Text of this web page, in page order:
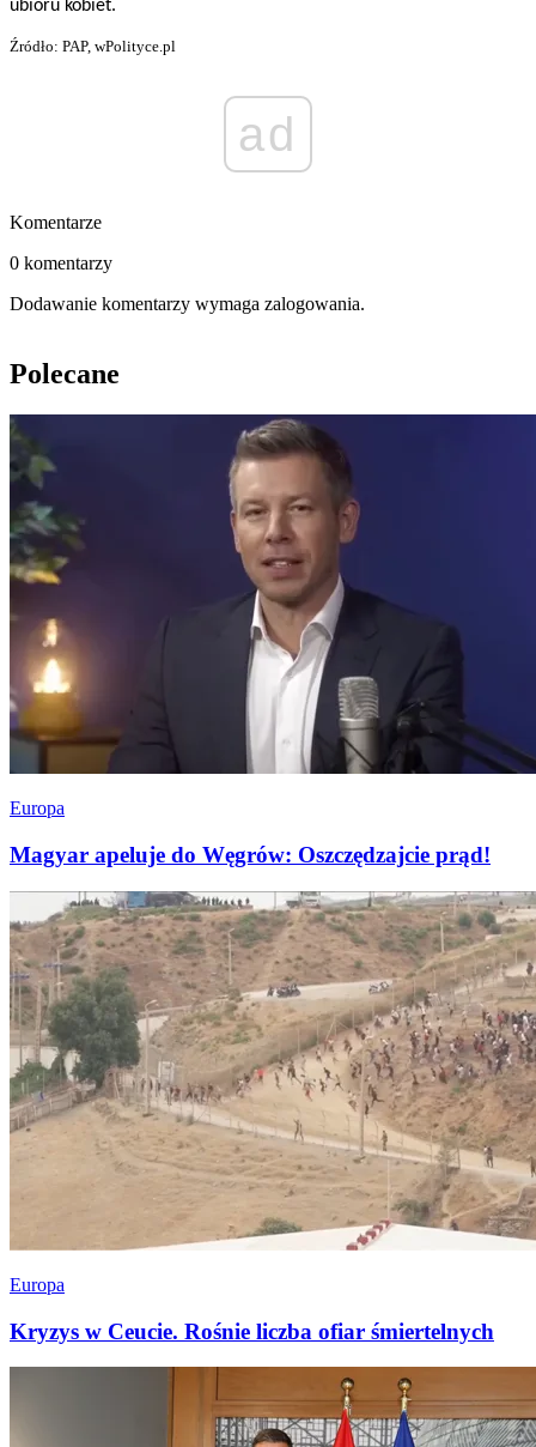
ubioru kobiet.
Źródło: PAP, wPolityce.pl
ad
Komentarze
0 komentarzy
Dodawanie komentarzy wymaga zalogowania.
Polecane
Europa
Magyar apeluje do Węgrów: Oszczędzajcie prąd!
Europa
Kryzys w Ceucie. Rośnie liczba ofiar śmiertelnych